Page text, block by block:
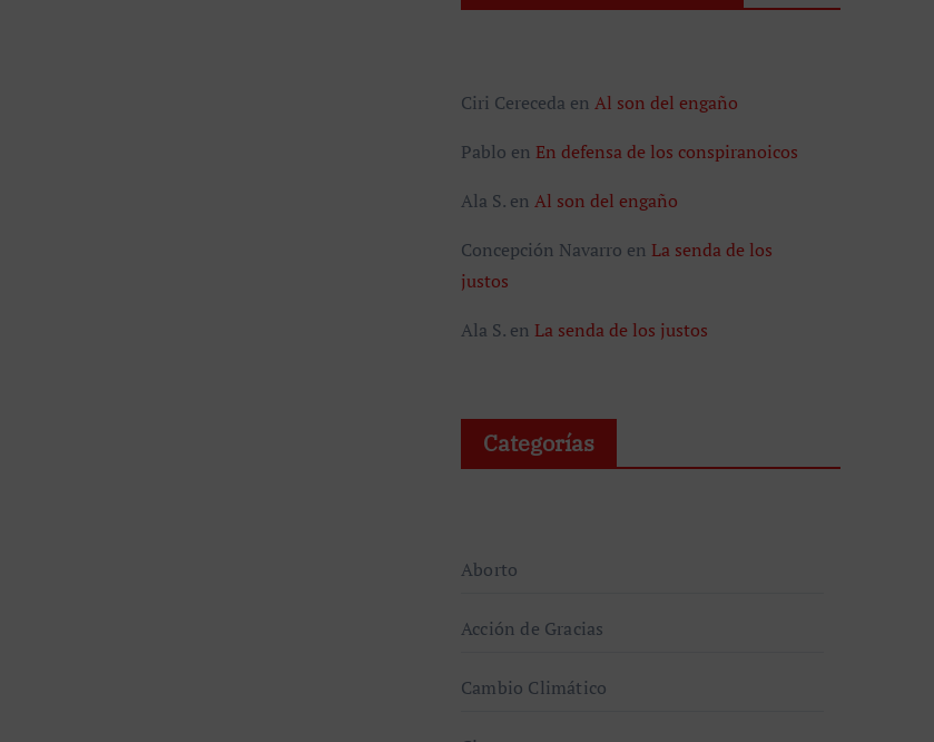
Ciri Cereceda en Al son del engaño
Pablo en En defensa de los conspiranoicos
Ala S. en Al son del engaño
Concepción Navarro en La senda de los
justos
Ala S. en La senda de los justos
Categorías
Aborto
Acción de Gracias
Cambio Climático